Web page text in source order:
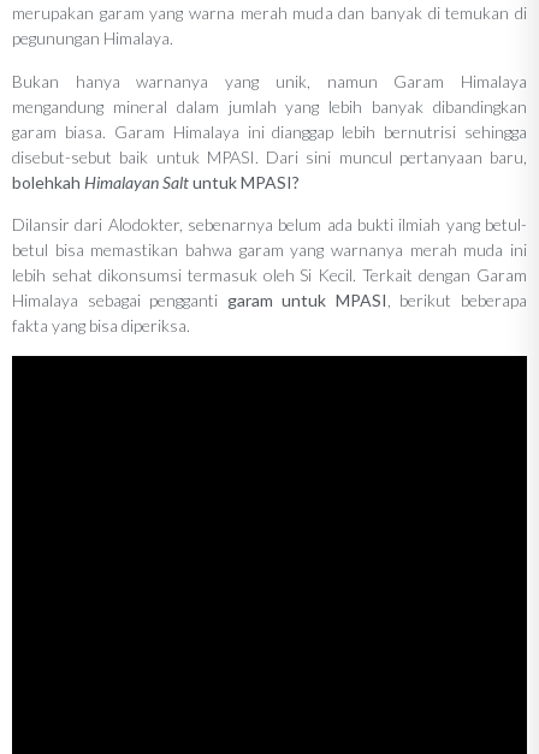
merupakan garam yang warna merah muda dan banyak di temukan di
pegunungan Himalaya.
Bukan hanya warnanya yang unik, namun Garam Himalaya
mengandung mineral dalam jumlah yang lebih banyak dibandingkan
garam biasa. Garam Himalaya ini dianggap lebih bernutrisi sehingga
disebut-sebut baik untuk MPASI. Dari sini muncul pertanyaan baru,
bolehkah Himalayan Saltuntuk MPASI?
Dilansir dari Alodokter, sebenarnya belum ada bukti ilmiah yang betul-
betul bisa memastikan bahwa garam yang warnanya merah muda ini
lebih sehat dikonsumsi termasuk oleh Si Kecil. Terkait dengan Garam
Himalaya sebagai pengganti garam untuk MPASI
, berikut beberapa
fakta yang bisa diperiksa.